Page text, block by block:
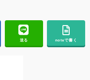
送る noteで書く